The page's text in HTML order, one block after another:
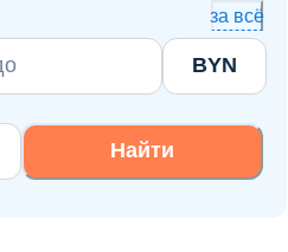
за всё
BYN
Найти